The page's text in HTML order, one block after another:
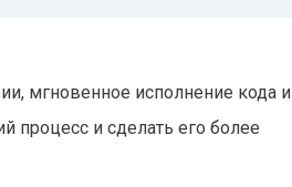
мгновенное исполнение кода и
процесс и сделать его более